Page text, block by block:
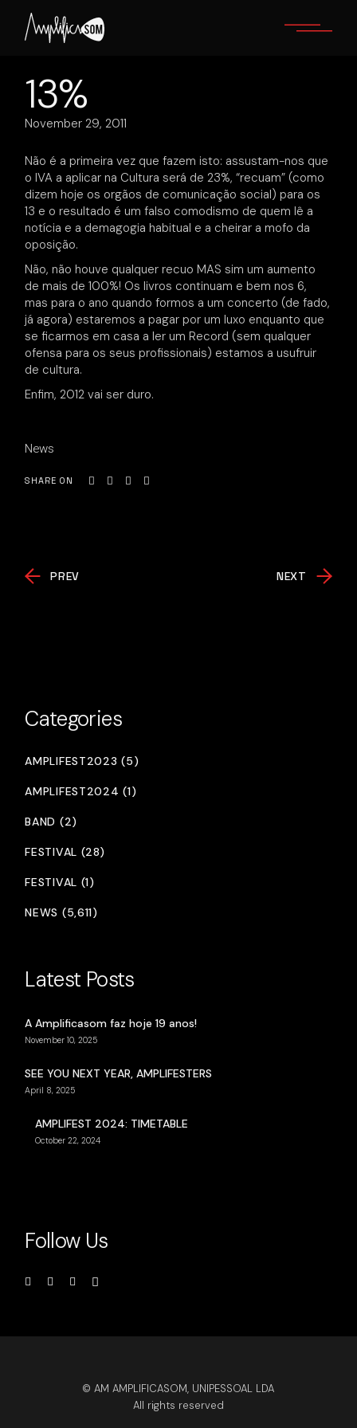
content
13%
November 29, 2011
Não é a primeira vez que fazem isto: assustam-nos que
o IVA a aplicar na Cultura será de 23%, “recuam” (como
dizem hoje os orgãos de comunicação social) para os
13 e o resultado é um falso comodismo de quem lê a
notícia e a demagogia habitual e a cheirar a mofo da
oposição.
Não, não houve qualquer recuo MAS sim um aumento
de mais de 100%! Os livros continuam e bem nos 6,
mas para o ano quando formos a um concerto (de fado,
já agora) estaremos a pagar por um luxo enquanto que
se ficarmos em casa a ler um Record (sem qualquer
ofensa para os seus profissionais) estamos a usufruir
de cultura.
Enfim, 2012 vai ser duro.
News
SHARE ON
PREV NEXT
Categories
AMPLIFEST2023 (5)
AMPLIFEST2024 (1)
BAND (2)
FESTIVAL (28)
FESTIVAL (1)
NEWS (5,611)
Latest Posts
A Amplificasom faz hoje 19 anos!
November 10, 2025
SEE YOU NEXT YEAR, AMPLIFESTERS
April 8, 2025
AMPLIFEST 2024: TIMETABLE
October 22, 2024
Follow Us
© AM AMPLIFICASOM, UNIPESSOAL LDA
All rights reserved